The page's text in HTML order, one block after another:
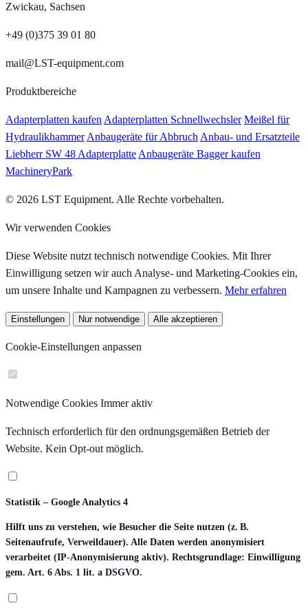
Zwickau, Sachsen
+49 (0)375 39 01 80
mail@LST-equipment.com
Produktbereiche
Adapterplatten kaufenAdapterplatten Schnellwechsler Meißel für
HydraulikhammerAnbaugeräte für AbbruchAnbau- und Ersatzteile
Liebherr SW 48 AdapterplatteAnbaugeräte Bagger kaufen
MachineryPark
© 2026 LST Equipment. Alle Rechte vorbehalten.
Wir verwenden Cookies
Diese Website nutzt technisch notwendige Cookies. Mit Ihrer
Einwilligung setzen wir auch Analyse- und Marketing-Cookies ein,
um unsere Inhalte und Kampagnen zu verbessern. Mehr erfahren
Einstellungen Nur notwendige Alle akzeptieren
Cookie-Einstellungen anpassen
Notwendige Cookies Immer aktiv
Technisch erforderlich für den ordnungsgemäßen Betrieb der
Website. Kein Opt-out möglich.
Statistik – Google Analytics 4
Hilft uns zu verstehen, wie Besucher die Seite nutzen (z. B.
Seitenaufrufe, Verweildauer). Alle Daten werden anonymisiert
verarbeitet (IP-Anonymisierung aktiv). Rechtsgrundlage: Einwilligung
gem. Art. 6 Abs. 1 lit. a DSGVO.